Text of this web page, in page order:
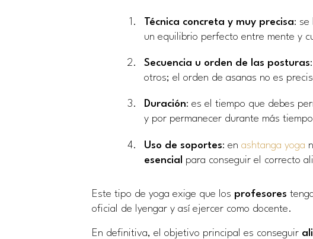
Técnica concreta y muy precisa: se
un equilibrio perfecto entre mente y
Secuencia u orden de las posturas
otros; el orden de asanas no es
Duración: es el tiempo que debes
y por permanecer durante más
Uso de soportes: en ashtanga yoga
esencial para conseguir el correcto
Este tipo de yoga exige que los profesores
oficial de Iyengar y así ejercer como docente.
En definitiva, el objetivo principal es conseguir